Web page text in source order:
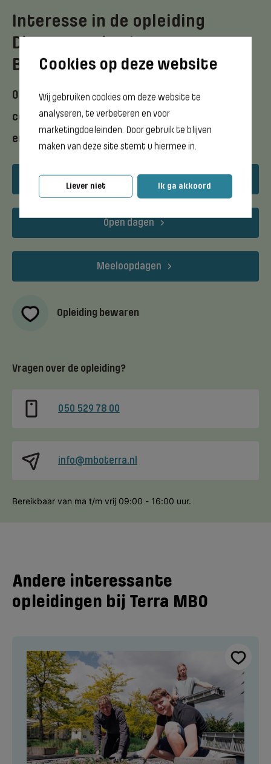
Wij gebruiken cookies om deze website te
analyseren, te verbeteren en voor
marketingdoeleinden. Door gebruik te blijven
maken van deze site stemt u hiermee in.
Liever niet Ik ga akkoord
Interesse in de opleiding
Dierverzorging |
Bedrijfsleider?
Ontdek meer in de brochure of neem
contact met ons op via mail of telefoon
en stel je vragen.
Download opleidingsflyer
Open dagen
Meeloopdagen
Opleiding bewaren
Vragen over de opleiding?
050 529 78 00
info@mboterra.nl
Bereikbaar van ma t/m vrij 09:00 - 16:00 uur.
Andere interessante
opleidingen bij Terra MBO